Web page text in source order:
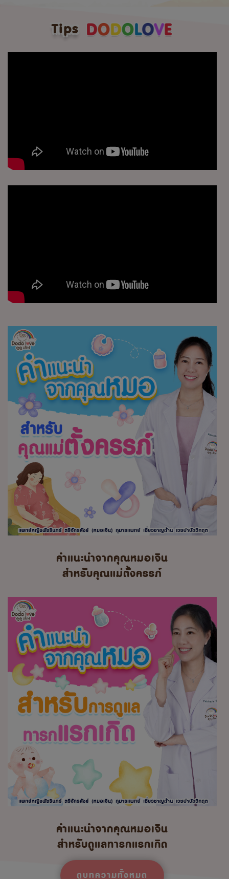
Tips
คำแนะนำจากคุณหมอเจิน
สำหรับคุณแม่ตั้งครรภ์
คำแนะนำจากคุณหมอเจิน
สำหรับดูแลทารกแรกเกิด
ดูบทความทั้งหมด